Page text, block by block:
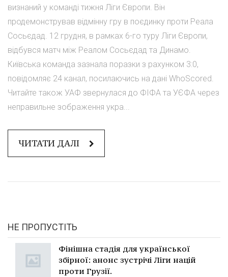
визнаний у команді тижня Ліги Європи. Він
продемонстрував відмінну гру в поєдинку проти Реала
Сосьєдад. 12 грудня, в рамках 6-го туру Ліги Європи,
відбувся матч між Реалом Сосьєдад та Динамо.
Київська команда зазнала поразки з рахунком 3:0,
повідомляє 24 канал, посилаючись на дані WhoScored.
Читайте також УАФ звернулася до ФІФА та УЄФА через
неправильне зображення укра...
ЧИТАТИ ДАЛІ
НЕ ПРОПУСТІТЬ
Фінішна стадія для української
збірної: анонс зустрічі Ліги націй
проти Грузії.